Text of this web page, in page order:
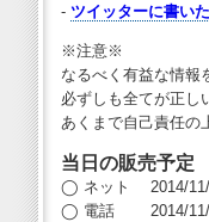
- ツイッターに書い
※注意※
なるべく有益な情報
必ずしも全てが正し
あくまで自己責任の
当日の販売予定
◯ ネット 2014/11/
◯ 電話 2014/11/1(